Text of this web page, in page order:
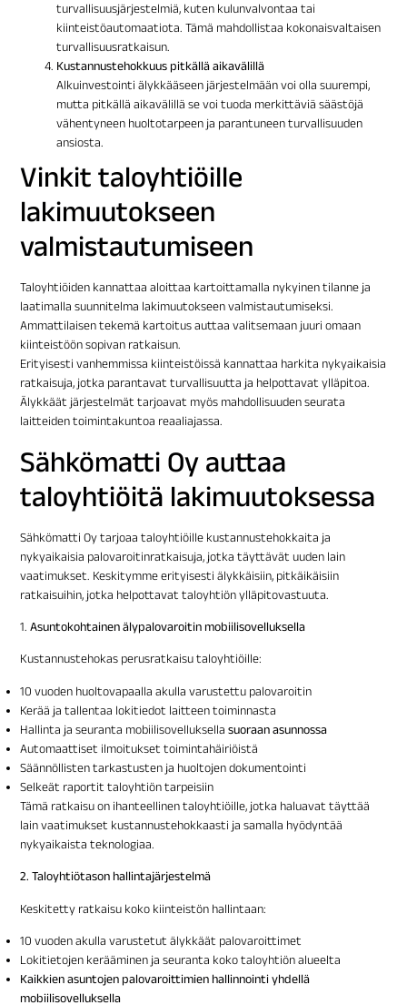
turvallisuusjärjestelmiä, kuten kulunvalvontaa tai
kiinteistöautomaatiota. Tämä mahdollistaa kokonaisvaltaisen
turvallisuusratkaisun.
Kustannustehokkuus pitkällä aikavälillä
Alkuinvestointi älykkääseen järjestelmään voi olla suurempi,
mutta pitkällä aikavälillä se voi tuoda merkittäviä säästöjä
vähentyneen huoltotarpeen ja parantuneen turvallisuuden
ansiosta.
Vinkit taloyhtiöille
lakimuutokseen
valmistautumiseen
Taloyhtiöiden kannattaa aloittaa kartoittamalla nykyinen tilanne ja
laatimalla suunnitelma lakimuutokseen valmistautumiseksi.
Ammattilaisen tekemä kartoitus auttaa valitsemaan juuri omaan
kiinteistöön sopivan ratkaisun.
Erityisesti vanhemmissa kiinteistöissä kannattaa harkita nykyaikaisia
ratkaisuja, jotka parantavat turvallisuutta ja helpottavat ylläpitoa.
Älykkäät järjestelmät tarjoavat myös mahdollisuuden seurata
laitteiden toimintakuntoa reaaliajassa.
Sähkömatti Oy auttaa
taloyhtiöitä lakimuutoksessa
Sähkömatti Oy tarjoaa taloyhtiöille kustannustehokkaita ja
nykyaikaisia palovaroitinratkaisuja, jotka täyttävät uuden lain
vaatimukset. Keskitymme erityisesti älykkäisiin, pitkäikäisiin
ratkaisuihin, jotka helpottavat taloyhtiön ylläpitovastuuta.
1.Asuntokohtainen älypalovaroitin mobiilisovelluksella
Kustannustehokas perusratkaisu taloyhtiöille:
10 vuoden huoltovapaalla akulla varustettu palovaroitin
Kerää ja tallentaa lokitiedot laitteen toiminnasta
Hallinta ja seuranta mobiilisovelluksellasuoraan asunnossa
Automaattiset ilmoitukset toimintahäiriöistä
Säännöllisten tarkastusten ja huoltojen dokumentointi
Selkeät raportit taloyhtiön tarpeisiin
Tämä ratkaisu on ihanteellinen taloyhtiöille, jotka haluavat täyttää
lain vaatimukset kustannustehokkaasti ja samalla hyödyntää
nykyaikaista teknologiaa.
2. Taloyhtiötason hallintajärjestelmä
Keskitetty ratkaisu koko kiinteistön hallintaan:
10 vuoden akulla varustetut älykkäät palovaroittimet
Lokitietojen kerääminen ja seuranta koko taloyhtiön alueelta
Kaikkien asuntojen palovaroittimien hallinnointi yhdellä
mobiilisovelluksella